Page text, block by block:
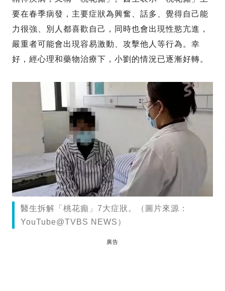
要在春季病發，主要症狀為興奮、話多、覺得自己能
力很強、別人都喜歡自己，同時也會出現性慾亢進，
嚴重者可能會出現容易激動、攻擊他人等行為。幸
好，經心理和藥物治療下，小劉的情況已逐漸好轉。
醫生拆解「桃花癲」7大症狀。（圖片來源：
YouTube@TVBS NEWS）
廣告